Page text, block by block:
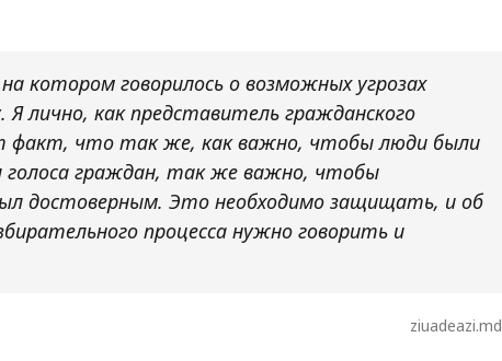
котором говорилось о возможных угрозах
Я лично, как представитель гражданского
что так же, как важно, чтобы люди были
голоса граждан, так же важно, чтобы
достоверным. Это необходимо защищать, и об
процесса нужно говорить и
ziuadeazi.md